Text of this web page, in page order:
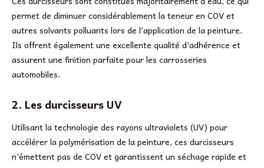
permet de diminuer considérablement la teneur en COV et
autres solvants polluants lors de l’application de la peinture.
Ils offrent également une excellente qualité d’adhérence et
assurent une finition parfaite pour les carrosseries
automobiles.
2. Les durcisseurs UV
Utilisant la technologie des rayons ultraviolets (UV) pour
accélérer la polymérisation de la peinture, ces durcisseurs
n’émettent pas de COV et garantissent un séchage rapide et